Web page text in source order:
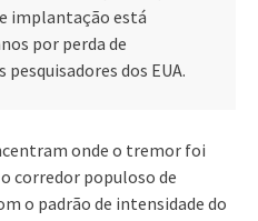
implantação está
por perda de
pesquisadores dos EUA.
onde o tremor foi
corredor populoso de
o padrão de intensidade do